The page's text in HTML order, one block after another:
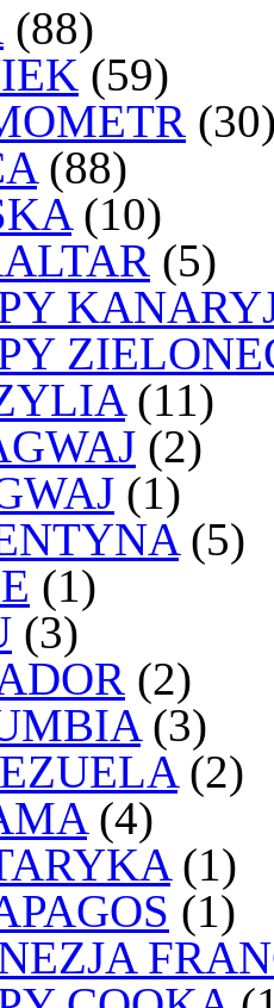
(88)
(59)
(88)
(10)
(5)
(11)
(2)
(1)
(5)
(1)
(3)
(2)
(3)
(2)
(4)
(1)
(1)